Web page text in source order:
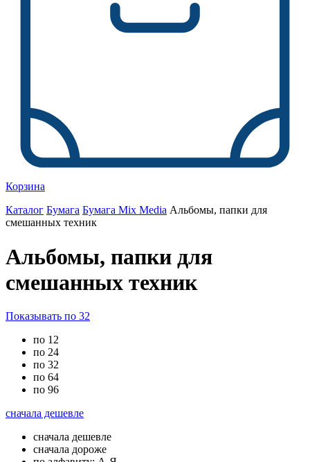
Корзина
Каталог Бумага Бумага Mix Media Альбомы, папки для
смешанных техник
Альбомы, папки для
смешанных техник
Показывать по 32
по 12
по 24
по 32
по 64
по 96
сначала дешевле
сначала дешевле
сначала дороже